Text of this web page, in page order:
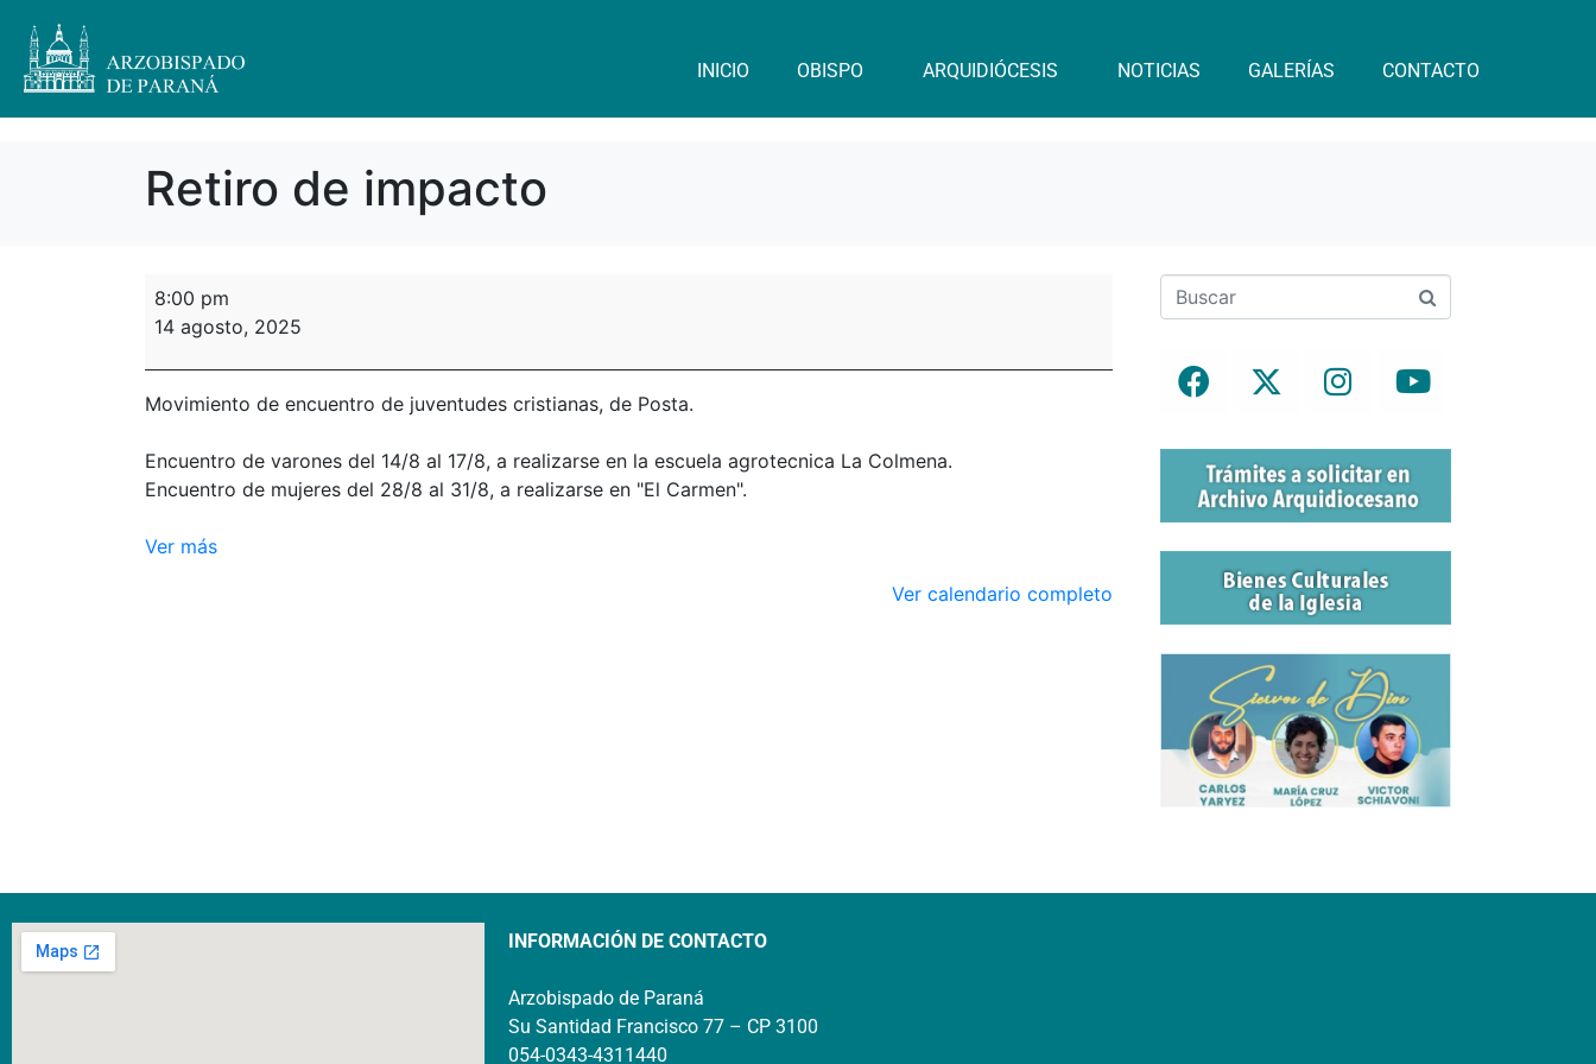
INICIO OBISPO ARQUIDIÓCESIS NOTICIAS GALERÍAS CONTACTO
Retiro de impacto
8:00 pm
14 agosto, 2025
Movimiento de encuentro de juventudes cristianas, de Posta.
Encuentro de varones del 14/8 al 17/8, a realizarse en la escuela agrotecnica La Colmena.
Encuentro de mujeres del 28/8 al 31/8, a realizarse en "El Carmen".
Ver más
Ver calendario completo
INFORMACIÓN DE CONTACTO
Arzobispado de Paraná
Su Santidad Francisco 77 – CP 3100
054-0343-4311440